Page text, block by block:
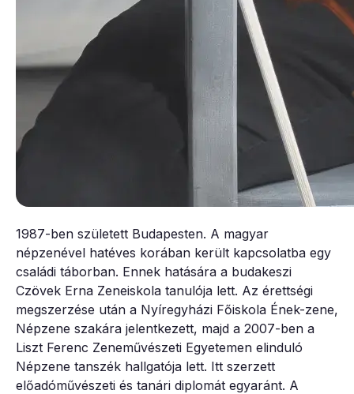
1987-ben született Budapesten. A magyar
népzenével hatéves korában került kapcsolatba egy
családi táborban. Ennek hatására a budakeszi
Czövek Erna Zeneiskola tanulója lett. Az érettségi
megszerzése után a Nyíregyházi Főiskola Ének-zene,
Népzene szakára jelentkezett, majd a 2007-ben a
Liszt Ferenc Zeneművészeti Egyetemen elinduló
Népzene tanszék hallgatója lett. Itt szerzett
előadóművészeti és tanári diplomát egyaránt. A